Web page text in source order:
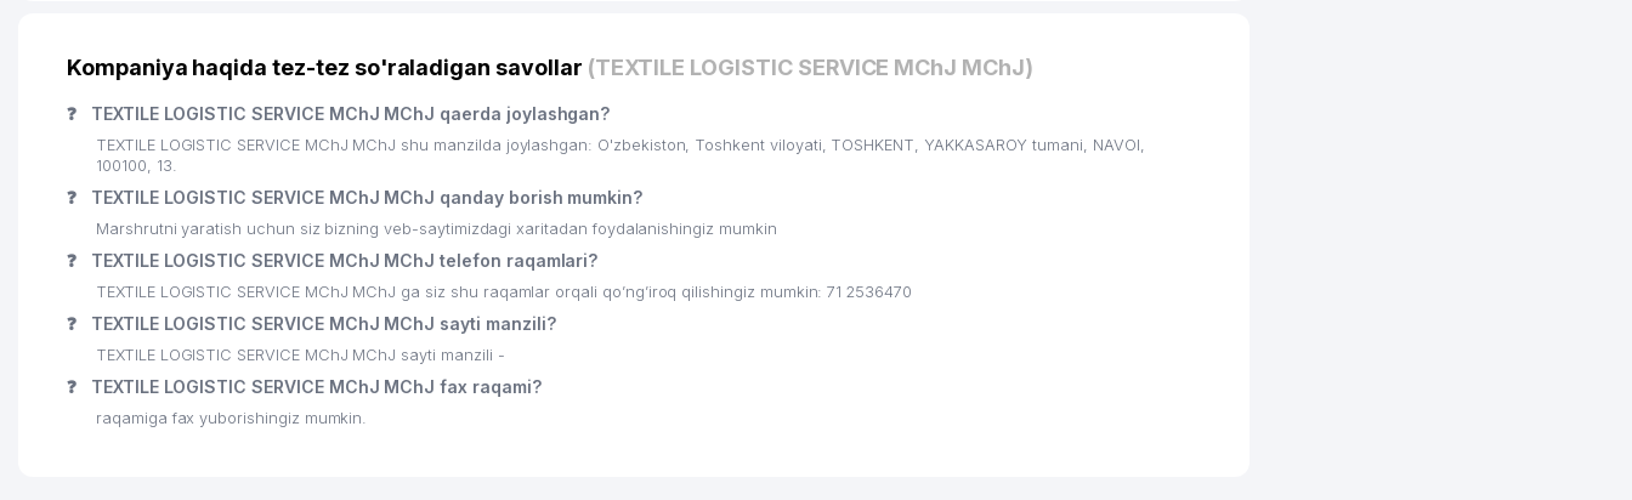
Kompaniya haqida tez-tez so'raladigan savollar (TEXTILE LOGISTIC SERVICE MChJ MChJ)
❓ TEXTILE LOGISTIC SERVICE MChJ MChJ qaerda joylashgan?
TEXTILE LOGISTIC SERVICE MChJ MChJ shu manzilda joylashgan: O'zbekiston, Toshkent viloyati, TOSHKENT, YAKKASAROY tumani, NAVOI,
100100, 13.
❓ TEXTILE LOGISTIC SERVICE MChJ MChJ qanday borish mumkin?
Marshrutni yaratish uchun siz bizning veb-saytimizdagi xaritadan foydalanishingiz mumkin
❓ TEXTILE LOGISTIC SERVICE MChJ MChJ telefon raqamlari?
TEXTILE LOGISTIC SERVICE MChJ MChJ ga siz shu raqamlar orqali qo’ng’iroq qilishingiz mumkin: 71 2536470
❓ TEXTILE LOGISTIC SERVICE MChJ MChJ sayti manzili?
TEXTILE LOGISTIC SERVICE MChJ MChJ sayti manzili -
❓ TEXTILE LOGISTIC SERVICE MChJ MChJ fax raqami?
raqamiga fax yuborishingiz mumkin.